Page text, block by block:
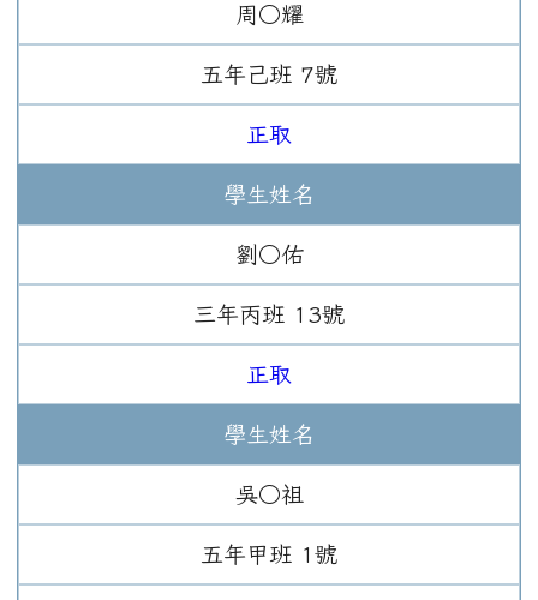
周○耀
五年 己班 7號
正取
學生姓名
劉○佑
三年丙班 13號
正取
學生姓名
吳○祖
五年 甲班 1 號